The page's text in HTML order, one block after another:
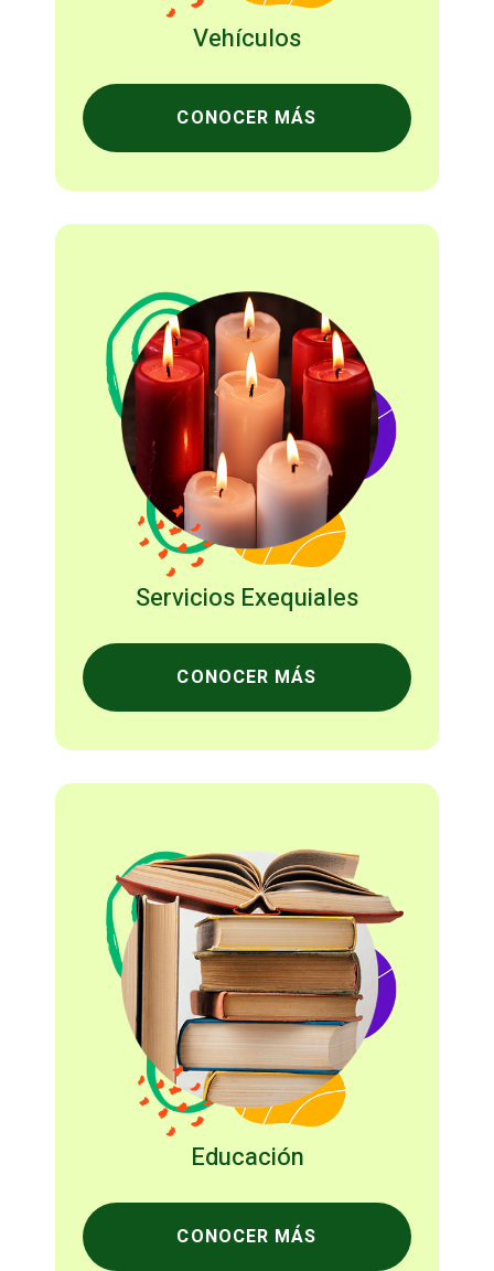
Vehículos
CONOCER MÁS
Servicios Exequiales
CONOCER MÁS
Educación
CONOCER MÁS